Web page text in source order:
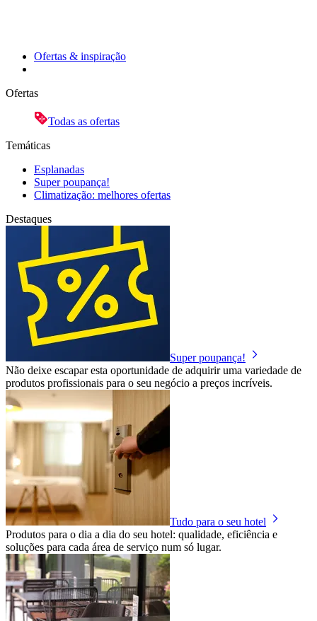
Ofertas & inspiração
Ofertas
Todas as ofertas
Temáticas
Esplanadas
Super poupança!
Climatização: melhores ofertas
Destaques
Super poupança!
Não deixe escapar esta oportunidade de adquirir uma variedade de
produtos profissionais para o seu negócio a preços incríveis.
Tudo para o seu hotel
Produtos para o dia a dia do seu hotel: qualidade, eficiência e
soluções para cada área de serviço num só lugar.